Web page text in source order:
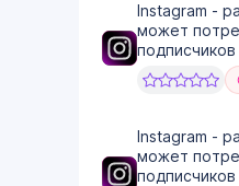
Instagram -
может
Instagram -
может